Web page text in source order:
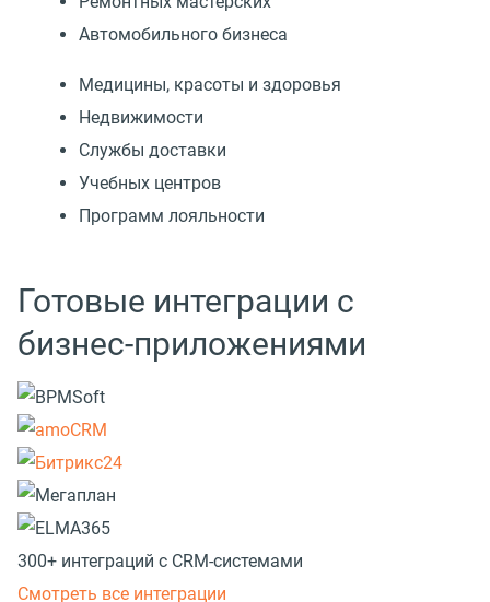
Автомобильного бизнеса
Медицины, красоты и здоровья
Недвижимости
Службы доставки
Учебных центров
Программ лояльности
Готовые интеграции с
бизнес-приложениями
300+ интеграций с CRM-системами
Смотреть все интеграции